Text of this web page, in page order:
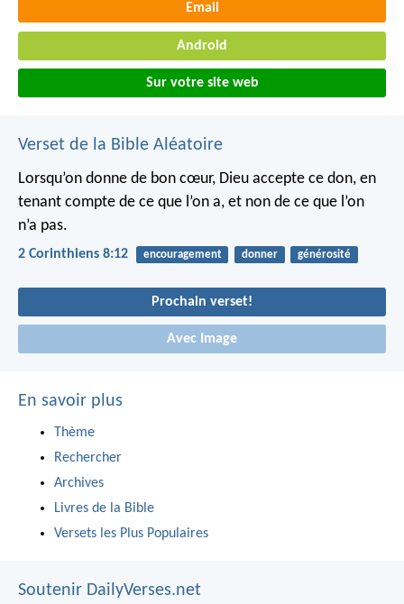
Email
Android
Sur votre site web
Verset de la Bible Aléatoire
Lorsqu’on donne de bon cœur, Dieu accepte ce don, en
tenant compte de ce que l’on a, et non de ce que l’on
n’a pas.
2 Corinthiens 8:12 encouragement donner générosité
Prochain verset!
Avec Image
En savoir plus
Thème
Rechercher
Archives
Livres de la Bible
Versets les Plus Populaires
Soutenir DailyVerses.net